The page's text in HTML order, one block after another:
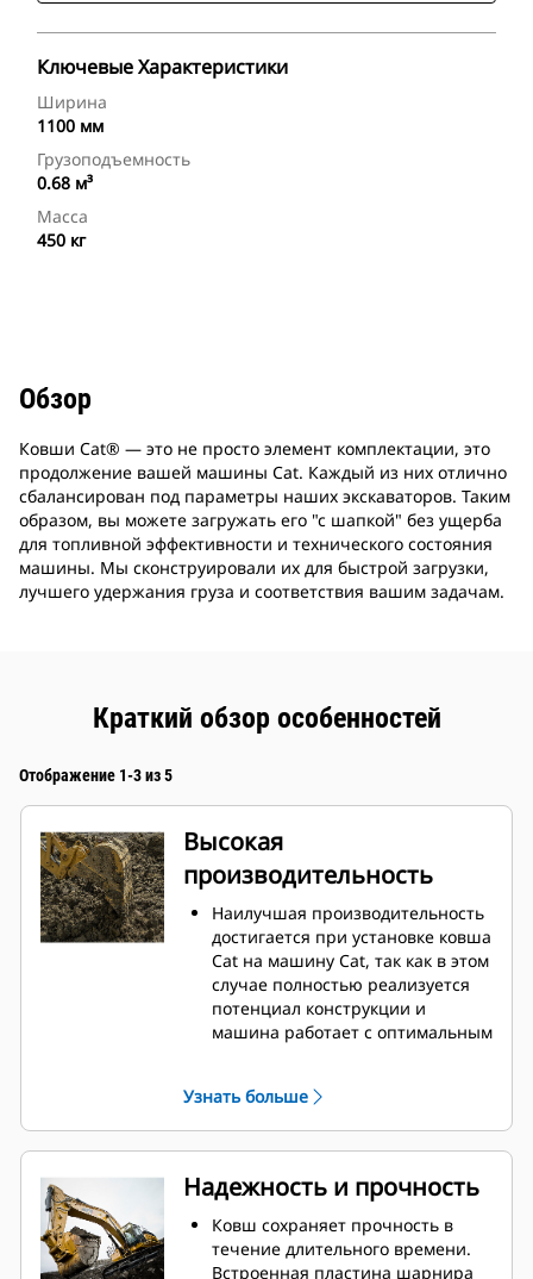
Ключевые Характеристики
Ширина
1100 мм
Грузоподъемность
0.68 м³
Масса
450 кг
Обзор
Ковши Cat® — это не просто элемент комплектации, это
продолжение вашей машины Cat. Каждый из них отлично
сбалансирован под параметры наших экскаваторов. Таким
образом, вы можете загружать его "с шапкой" без ущерба
для топливной эффективности и технического состояния
машины. Мы сконструировали их для быстрой загрузки,
лучшего удержания груза и соответствия вашим задачам.
Краткий обзор особенностей
Отображение 1-3 из 5
Высокая
производительность
Наилучшая производительность
достигается при установке ковша
Cat на машину Cat, так как в этом
случае полностью реализуется
потенциал конструкции и
машина работает с оптимальным
Профиль кожуха с двойным
радиусом позволяет улучшить
попадание материала в ковш.
упора гарантирует, что нижняя
часть ковша не цепляется за
грунт, что снижает затраты на
техническое обслуживание.
Узнать больше
Надежность и прочность
Ковш сохраняет прочность в
течение длительного времени.
Встроенная пластина шарнира